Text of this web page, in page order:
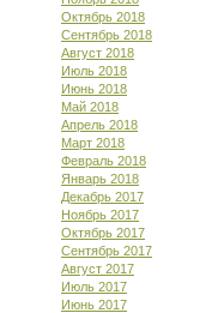
Октябрь 2018
Сентябрь 2018
Август 2018
Июль 2018
Июнь 2018
Май 2018
Апрель 2018
Март 2018
Февраль 2018
Январь 2018
Декабрь 2017
Ноябрь 2017
Октябрь 2017
Сентябрь 2017
Август 2017
Июль 2017
Июнь 2017